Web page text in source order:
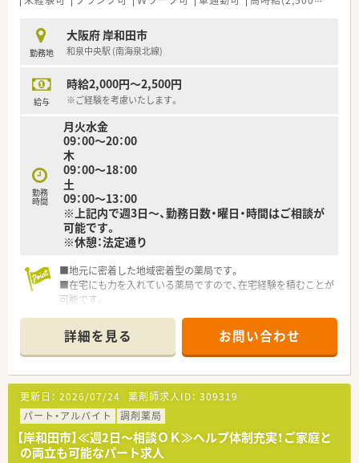
勤務地
大阪府 岸和田市
和泉中央駅 (南海泉北線)
給与
時給2,000円～2,500円
※ご経験を考慮いたします。
勤務
時間
月火水金
09：00～20：00
木
09：00～18：00
土
09：00～13：00
※上記内で週3日～、勤務日数・曜日・時間はご相談が
可能です。
※休憩：法定通り
■地元に密着した地域密着型の薬局です。
■在宅にも力を入れている薬局ですので、在宅経験を積むことが
可能です。
頂ける環境が整っております。
■門前の医師との関係性も良好な為、疑義照会なども行いやすい
環境です。
■薬剤師の方と事務の方の関係性も良好で、働きやすい環境が整
っています。
■急病など急な事にも対応頂ける環境です。（各店舗30分圏内の
距離の為応援体制も整っています。）
■勤続年数が15年以上の方など長く勤務されている方も多いで
す。
詳細を見る お問い合わせ
更新日： 2026/07/24 薬剤師求人ID： 309319
パート・アルバイト
調剤薬局
【岸和田市】≪週2日～相談ＯＫ≫ヘルプ体制充実！ご家庭と
の両立も可能なパート求人